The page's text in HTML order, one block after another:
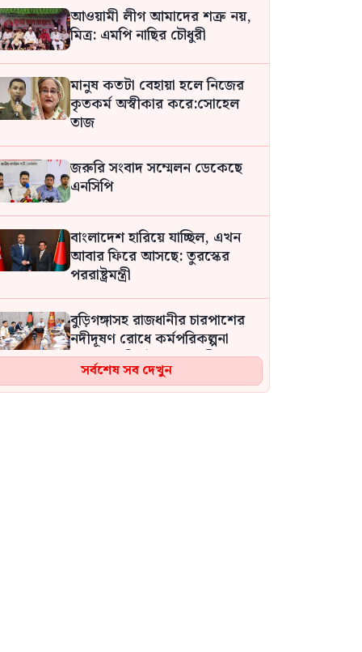
আওয়ামী লীগ আমাদের শত্রু নয়,
মিত্র: এমপি নাছির চৌধুরী
মানুষ কতটা বেহায়া হলে নিজের
কৃতকর্ম অস্বীকার করে:সোহেল
তাজ
জরুরি সংবাদ সম্মেলন ডেকেছে
এনসিপি
বাংলাদেশ হারিয়ে যাচ্ছিল, এখন
আবার ফিরে আসছে: তুরস্কের
পররাষ্ট্রমন্ত্রী
বুড়িগঙ্গাসহ রাজধানীর চারপাশের
নদীদূষণ রোধে কর্মপরিকল্পনা
প্রণয়নের নির্দেশ প্রধানমন্ত্রীর
সর্বশেষ সব দেখুন